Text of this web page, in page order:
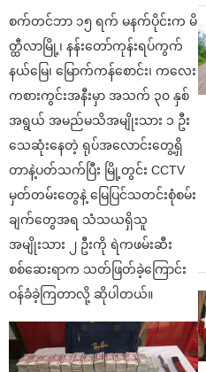
စက်တင်ဘာ ၁၅ ရက် မနက်ပိုင်းက မိ
တ္ထီလာမြို့၊ နန်းတော်ကုန်းရပ်ကွက်
နယ်မြေ၊ မြောက်ကန်စောင်း၊ ကလေး
ကစားကွင်းအနီးမှာ အသက် ၃၀ နှစ်
အရွယ် အမည်မသိအမျိုးသား ၁ ဦး
သေဆုံးနေတဲ့ ရုပ်အလောင်းတွေ့ရှိ
တာနဲ့ပတ်သက်ပြီး မြို့တွင်း CCTV
မှတ်တမ်းတွေနဲ့ မြေပြင်သတင်းစုံစမ်း
ချက်တွေအရ သံသယရှိသူ
အမျိုးသား ၂ ဦးကို ရဲကဖမ်းဆီး
စစ်ဆေးရာက သတ်ဖြတ်ခဲ့ကြောင်း
ဝန်ခံခဲ့ကြတာလို့ ဆိုပါတယ်။